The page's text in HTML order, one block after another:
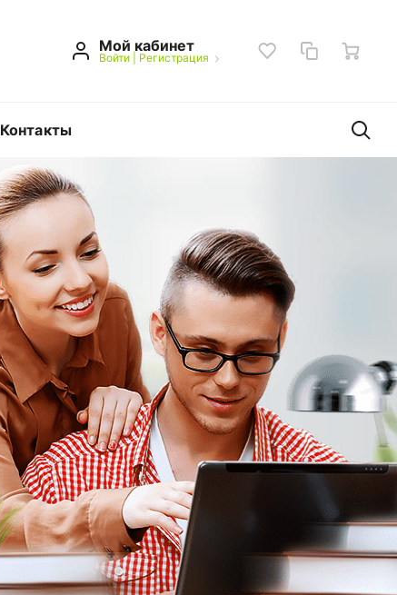
Мой кабинет
Войти| Регистрация
Контакты